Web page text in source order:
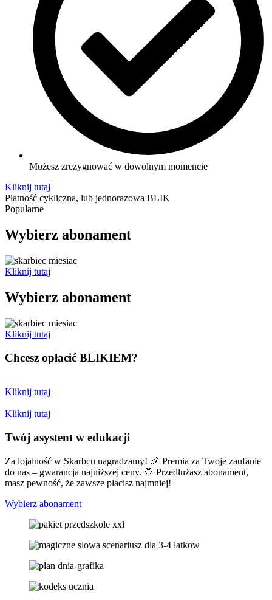
Możesz zrezygnować w dowolnym momencie
Kliknij tutaj
Płatność cykliczna, lub jednorazowa BLIK
Popularne
Wybierz abonament
Kliknij tutaj
Wybierz abonament
Kliknij tutaj
Chcesz opłacić BLIKIEM?
Kliknij tutaj
Kliknij tutaj
Twój asystent w edukacji
Za lojalność w Skarbcu nagradzamy! 🎉 Premia za Twoje zaufanie
do nas – gwarancja najniższej ceny. 💛 Przedłużasz abonament,
masz pewność, że zawsze płacisz najmniej!
Wybierz abonament